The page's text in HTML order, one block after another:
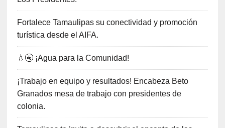
Fortalece Tamaulipas su conectividad y promoción
turística desde el AIFA.
💧🚰 ¡Agua para la Comunidad!
¡Trabajo en equipo y resultados! Encabeza Beto
Granados mesa de trabajo con presidentes de
colonia.